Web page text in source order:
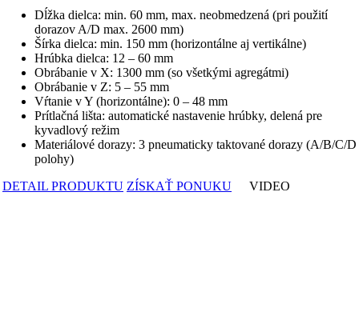
Dĺžka dielca: min. 60 mm, max. neobmedzená (pri použití
dorazov A/D max. 2600 mm)
Šírka dielca: min. 150 mm (horizontálne aj vertikálne)
Hrúbka dielca: 12 – 60 mm
Obrábanie v X: 1300 mm (so všetkými agregátmi)
Obrábanie v Z: 5 – 55 mm
Vŕtanie v Y (horizontálne): 0 – 48 mm
Prítlačná lišta: automatické nastavenie hrúbky, delená pre
kyvadlový režim
Materiálové dorazy: 3 pneumaticky taktované dorazy (A/B/C/D
polohy)
DETAIL PRODUKTU ZÍSKAŤ PONUKU VIDEO